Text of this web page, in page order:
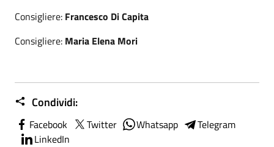
Consigliere: Francesco Di Capita
Consigliere: Maria Elena Mori
Condividi:
Facebook Twitter Whatsapp
Telegram
LinkedIn